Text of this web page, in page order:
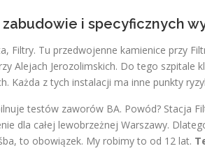
i specyficznych
Filtry. Tu przedwojenne kamienice przy
Alejach Jerozolimskich. Do tego szpitale
Każda z tych instalacji ma inne punkty
testów zaworów BA. Powód? Stacja
dla całej lewobrzeżnej Warszawy.
to obowiązek. My robimy to od 12 lat.